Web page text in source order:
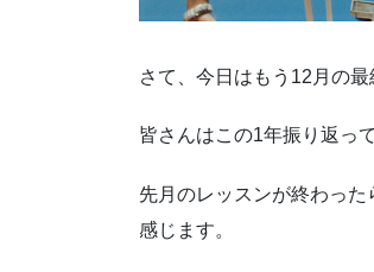
さて、今日はもう12月の
皆さんはこの1年振り返っ
先月のレッスンが終わっ
感じます。